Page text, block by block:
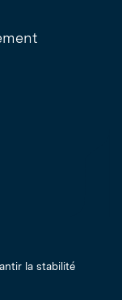
la stabilité